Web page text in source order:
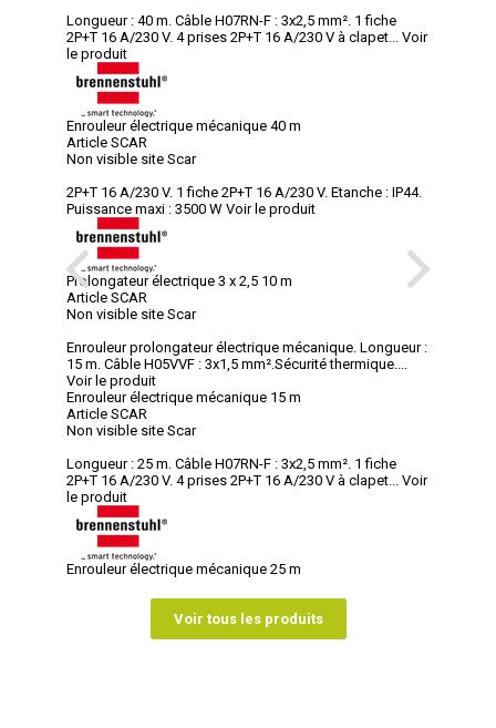
Longueur : 40 m. Câble H07RN-F : 3x2,5 mm². 1 fiche
2P+T 16 A/230 V. 4 prises 2P+T 16 A/230 V à clapet...
Voir
le produit
Enrouleur électrique mécanique 40 m
Article SCAR
Non visible site Scar
2P+T 16 A/230 V. 1 fiche 2P+T 16 A/230 V. Etanche : IP44.
Puissance maxi : 3500 W Voir le produit
Prolongateur électrique 3 x 2,5 10 m
Article SCAR
Non visible site Scar
Enrouleur prolongateur électrique mécanique. Longueur :
15 m. Câble H05VVF : 3x1,5 mm².Sécurité thermique....
Voir le produit
Enrouleur électrique mécanique 15 m
Article SCAR
Non visible site Scar
Longueur : 25 m. Câble H07RN-F : 3x2,5 mm². 1 fiche
2P+T 16 A/230 V. 4 prises 2P+T 16 A/230 V à clapet...
Voir
le produit
Enrouleur électrique mécanique 25 m
Voir tous les produits